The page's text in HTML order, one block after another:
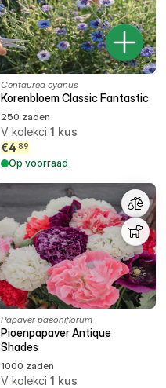
Centaurea cyanus
Korenbloem Classic Fantastic
250 zaden
V kolekci 1 kus
€4 89
Op voorraad
Papaver paeoniflorum
Pioenpapaver Antique
Shades
1000 zaden
V kolekci 1 kus